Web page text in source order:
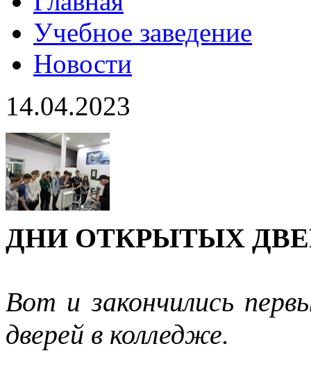
Учебное заведение
Новости
14.04.2023
ДНИ ОТКРЫТЫХ
Вот и закончились
дверей в колледже.